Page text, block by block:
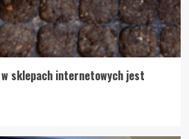
w sklepach internetowych jest